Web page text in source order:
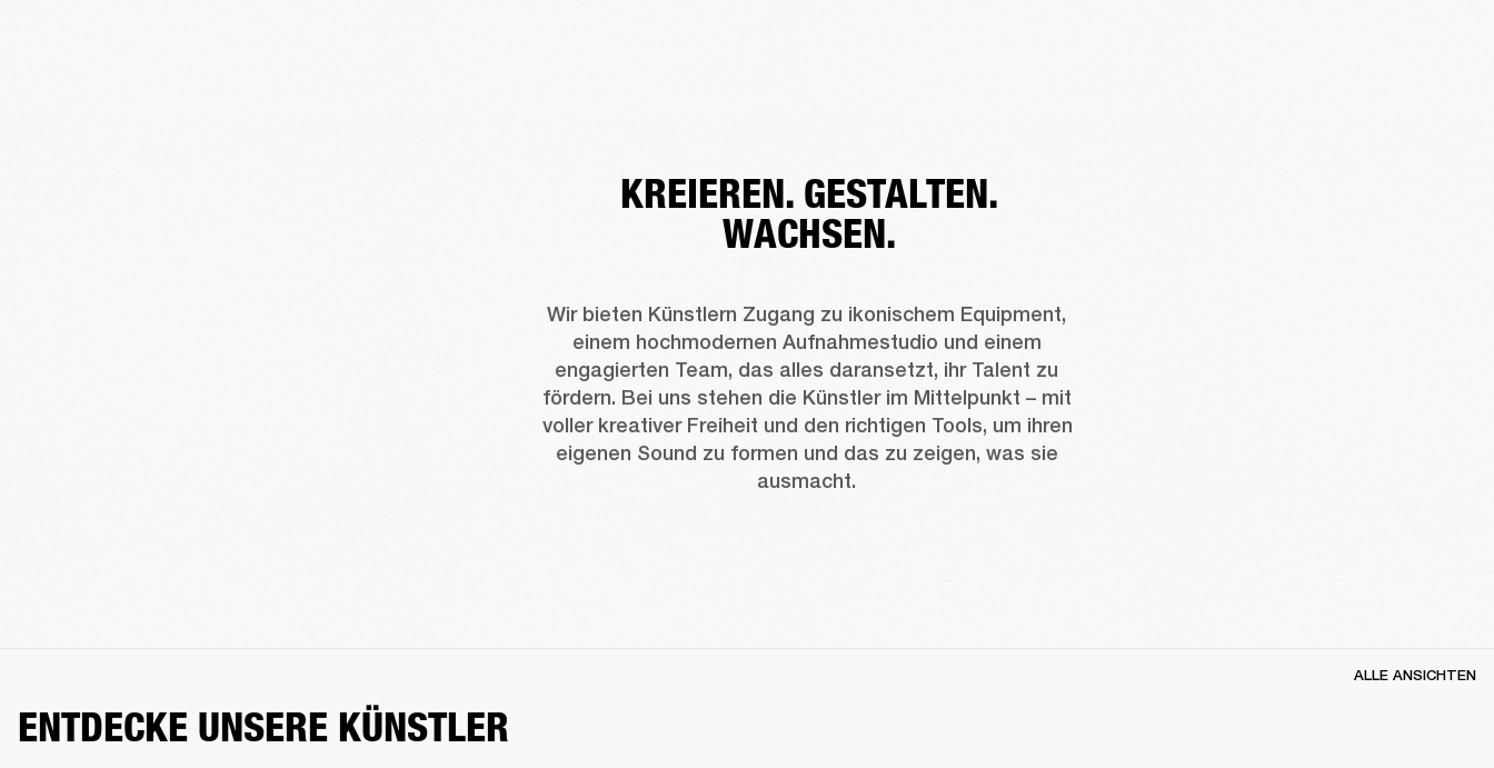
KREIEREN. GESTALTEN.
WACHSEN.
Wir bieten Künstlern Zugang zu ikonischem Equipment,
einem hochmodernen Aufnahmestudio und einem
engagierten Team, das alles daransetzt, ihr Talent zu
fördern. Bei uns stehen die Künstler im Mittelpunkt – mit
voller kreativer Freiheit und den richtigen Tools, um ihren
eigenen Sound zu formen und das zu zeigen, was sie
ausmacht.
ENTDECKE UNSERE KÜNSTLER
ALLE ANSICHTEN